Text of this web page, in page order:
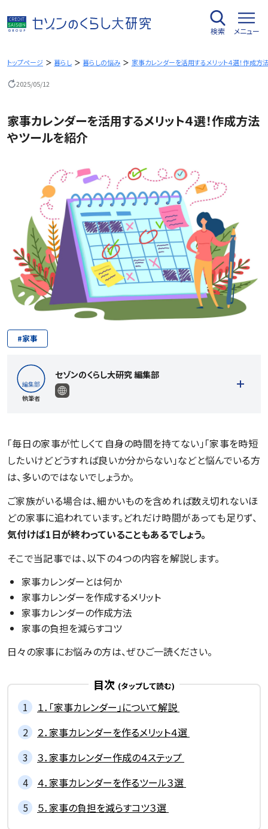
容
を
キ
検索 メニュー
トップページ 暮らし 暮らしの悩み 家事カレンダーを活用するメリット４選！作成方
2025/05/12
家事カレンダーを活用するメリット４選！作成方法
やツールを紹介
#家事
執筆者
セゾンのくらし大研究 編集部
記事一覧を見る
「毎日の家事が忙しくて自身の時間を持てない」「家事を時短
したいけどどうすれば良いか分からない」などと悩んでいる方
は、多いのではないでしょうか。
ご家族がいる場合は、細かいものを含めれば数え切れないほ
どの家事に追われています。どれだけ時間があっても足りず、
気付けば1日が終わっていることもあるでしょう。
そこで当記事では、以下の４つの内容を解説します。
家事カレンダーとは何か
家事カレンダーを作成するメリット
家事カレンダーの作成方法
家事の負担を減らすコツ
日々の家事にお悩みの方は、ぜひご一読ください。
目次
１．「家事カレンダー」について解説
２．家事カレンダーを作るメリット４選
３．家事カレンダー作成の４ステップ
４．家事カレンダーを作るツール３選
５．家事の負担を減らすコツ３選